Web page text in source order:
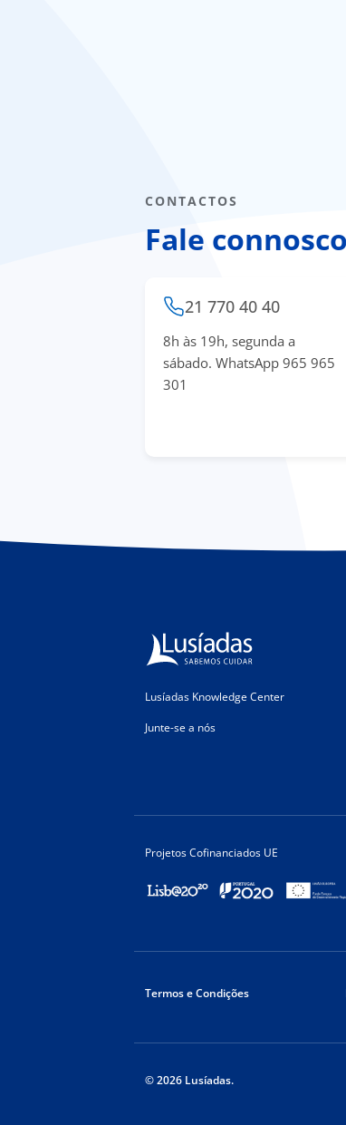
CONTACTOS
Fale connosco
21 770 40 40
8h às 19h, segunda a
sábado. WhatsApp 965 965
301
Lusíadas Knowledge Center
Junte-se a nós
Projetos Cofinanciados UE
Termos e Condições
© 2026 Lusíadas.